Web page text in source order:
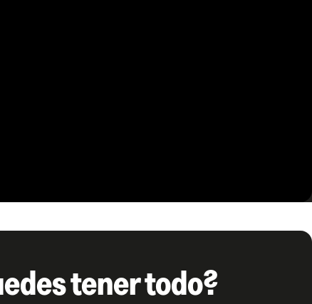
tener todo?